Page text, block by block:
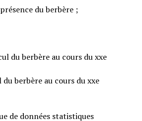
du berbère ;
du berbère au cours du xxe
berbère au cours du xxe
de données statistiques